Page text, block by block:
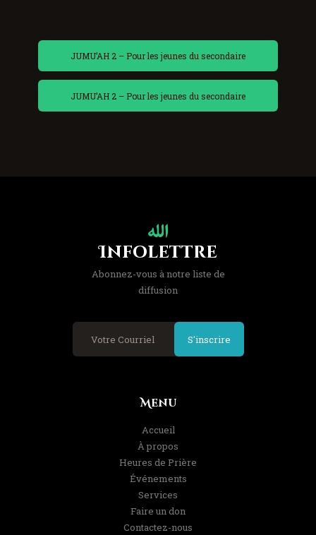
JUMU’AH 2 – Pour les jeunes du secondaire
JUMU’AH 2 – Pour les jeunes du secondaire
Infolettre
Abonnez-vous à notre liste de
diffusion
S'inscrire
Menu
Accueil
À propos
Heures de Prière
Événements
Services
Faire un don
Contactez-nous